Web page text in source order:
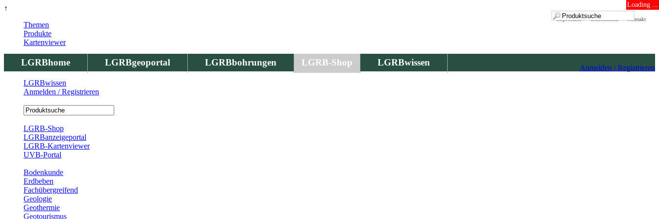
↑ Loading ...
Kontakt
Datenschutz
Impressum
LGRBhome LGRBgeoportal LGRBbohrungen LGRB-Shop LGRBwissen
Anmelden / Registrieren
Themen
Produkte
Kartenviewer
LGRBwissen
Anmelden / Registrieren
LGRB-Shop
LGRBanzeigeportal
LGRB-Kartenviewer
UVB-Portal
Bodenkunde
Erdbeben
Fachübergreifend
Geologie
Geothermie
Geotourismus